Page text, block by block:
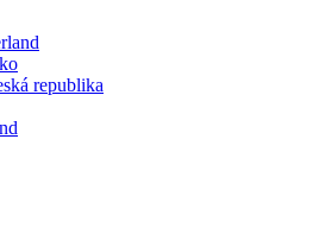
republika